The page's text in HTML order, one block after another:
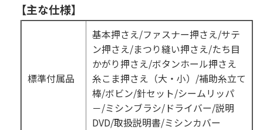
【主な仕様】
標準付属品
基本押さえ/ファスナー押さえ/サテ
ン押さえ/まつり縫い押さえ/たち目
かがり押さえ/ボタンホール押さえ
糸こま押さえ（大・小）/補助糸立て
棒/ボビン/針セット/シームリッパ
－/ミシンブラシ/ドライバー/説明
DVD/取扱説明書/ミシンカバー